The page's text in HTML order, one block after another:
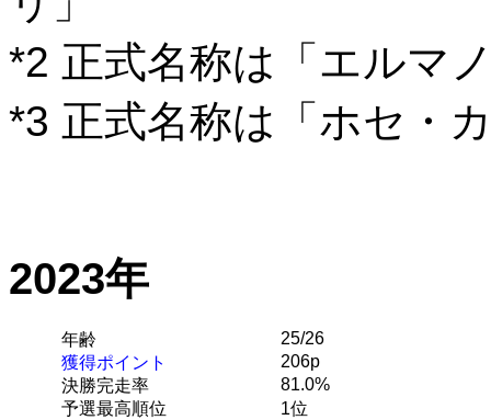
*2 正式名称は「エルマ
*3 正式名称は「ホセ・
2023年
年齢
25/26
獲得ポイント
206p
決勝完走率
81.0%
予選最高順位
1位